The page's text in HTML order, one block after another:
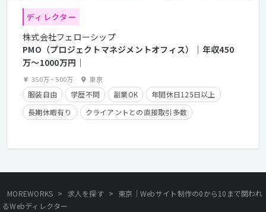
ディレクター
株式会社フェローシップ
PMO（プロジェクトマネジメントオフィス）｜年収450
万〜1000万円｜
350万~500万 東京
服装自由 学歴不問 副業OK
年間休日125日以上
長期休暇有り
クライアントとの直接取引多数
MOREWORKS > 求人を探す > 東京｜Webサイト制作の0から10まで関われ
るWebディレクター